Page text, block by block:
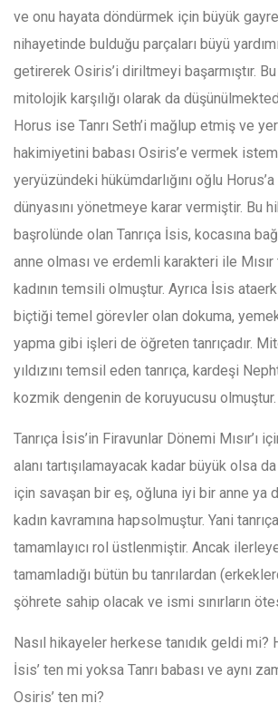
ve onu hayata döndürmek için büyük
nihayetinde bulduğu parçaları büyü
getirerek Osiris’i diriltmeyi başarmıştır.
mitolojik karşılığı olarak da
Horus ise Tanrı Seth’i mağlup etmiş ve
hakimiyetini babası Osiris’e vermek
yeryüzündeki hükümdarlığını oğlu Horus’a
dünyasını yönetmeye karar vermiştir. Bu
başrolünde olan Tanrıça İsis, kocasına
anne olması ve erdemli karakteri ile
kadının temsili olmuştur. Ayrıca İsis
biçtiği temel görevler olan dokuma,
yapma gibi işleri de öğreten tanrıçadır.
yıldızını temsil eden tanrıça, kardeşi
kozmik dengenin de koruyucusu olmuştur.
Tanrıça İsis’in Firavunlar Dönemi Mısır’ı
alanı tartışılamayacak kadar büyük olsa
için savaşan bir eş, oğluna iyi bir anne ya
kadın kavramına hapsolmuştur. Yani
tamamlayıcı rol üstlenmiştir. Ancak
tamamladığı bütün bu tanrılardan
şöhrete sahip olacak ve ismi sınırların
Nasıl hikayeler herkese tanıdık geldi mi?
İsis’ ten mi yoksa Tanrı babası ve aynı
Osiris’ ten mi?